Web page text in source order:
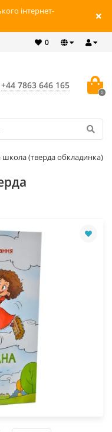
інтернет-
0
+44 7863 646 165
0
(тверда обкладинка)